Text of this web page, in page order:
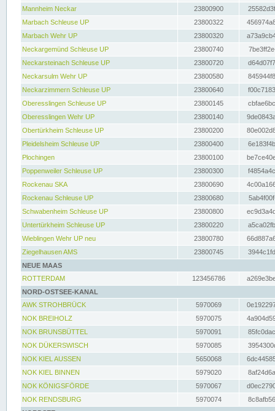
Mannheim Neckar
23800900
Marbach Schleuse UP
23800322
Marbach Wehr UP
23800320
Neckargemünd Schleuse UP
23800740
Neckarsteinach Schleuse UP
23800720
Neckarsulm Wehr UP
23800580
Neckarzimmern Schleuse UP
23800640
Oberesslingen Schleuse UP
23800145
Oberesslingen Wehr UP
23800140
Obertürkheim Schleuse UP
23800200
Pleidelsheim Schleuse UP
23800400
Plochingen
23800100
Poppenweiler Schleuse UP
23800300
Rockenau SKA
23800690
Rockenau Schleuse UP
23800680
Schwabenheim Schleuse UP
23800800
Untertürkheim Schleuse UP
23800220
Wieblingen Wehr UP neu
23800780
Ziegelhausen AMS
23800745
NEUE MAAS
ROTTERDAM
123456786
NORD-OSTSEE-KANAL
AWK STROHBRÜCK
5970069
NOK BREIHOLZ
5970075
NOK BRUNSBÜTTEL
5970091
NOK DÜKERSWISCH
5970085
NOK KIEL AUSSEN
5650068
NOK KIEL BINNEN
5979020
NOK KÖNIGSFÖRDE
5970067
NOK RENDSBURG
5970074